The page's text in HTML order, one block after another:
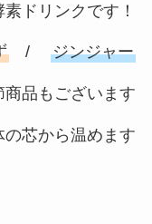
ドリンクです！
/ジンジャー
商品もございます
芯から温めます